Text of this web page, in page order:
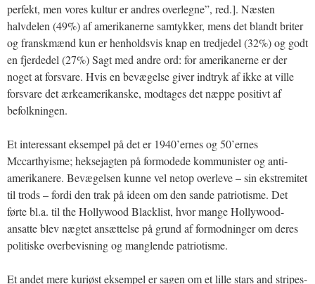
perfekt, men vores kultur er andres overlegne”, red.]. Næsten
halvdelen (49%) af amerikanerne samtykker, mens det blandt briter
og franskmænd kun er henholdsvis knap en tredjedel (32%) og godt
en fjerdedel (27%) Sagt med andre ord: for amerikanerne er der
noget at forsvare. Hvis en bevægelse giver indtryk af ikke at ville
forsvare det ærkeamerikanske, modtages det næppe positivt af
befolkningen.
Et interessant eksempel på det er 1940’ernes og 50’ernes
Mccarthyisme; heksejagten på formodede kommunister og anti-
amerikanere. Bevægelsen kunne vel netop overleve – sin ekstremitet
til trods – fordi den trak på ideen om den sande patriotisme. Det
førte bl.a. til the Hollywood Blacklist, hvor mange Hollywood-
ansatte blev nægtet ansættelse på grund af formodninger om deres
politiske overbevisning og manglende patriotisme.
Et andet mere kuriøst eksempel er sagen om et lille stars and stripes-